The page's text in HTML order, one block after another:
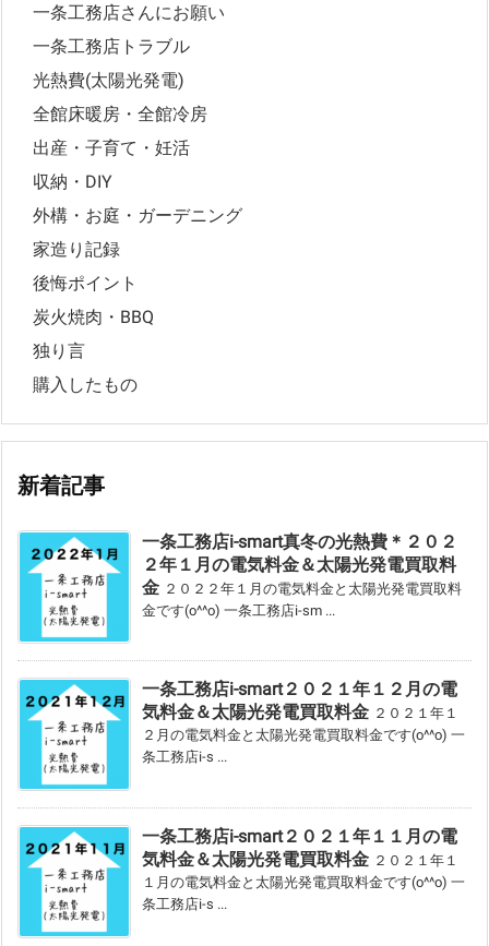
一条工務店さんにお願い
一条工務店トラブル
光熱費(太陽光発電)
全館床暖房・全館冷房
出産・子育て・妊活
収納・DIY
外構・お庭・ガーデニング
家造り記録
後悔ポイント
炭火焼肉・BBQ
独り言
購入したもの
新着記事
一条工務店i-smart真冬の光熱費＊２０２
２年１月の電気料金＆太陽光発電買取料
金 ２０２２年１月の電気料金と太陽光発電買取料
金です(o^^o) 一条工務店i-sm ...
一条工務店i-smart２０２１年１２月の電
気料金＆太陽光発電買取料金 ２０２１年１
２月の電気料金と太陽光発電買取料金です(o^^o) 一
条工務店i-s ...
一条工務店i-smart２０２１年１１月の電
気料金＆太陽光発電買取料金 ２０２１年１
１月の電気料金と太陽光発電買取料金です(o^^o) 一
条工務店i-s ...